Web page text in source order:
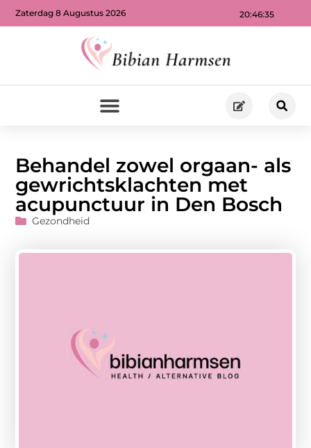
20:46:36
Zaterdag 8 Augustus 2026
Behandel zowel orgaan- als
gewrichtsklachten met
acupunctuur in Den Bosch
Gezondheid